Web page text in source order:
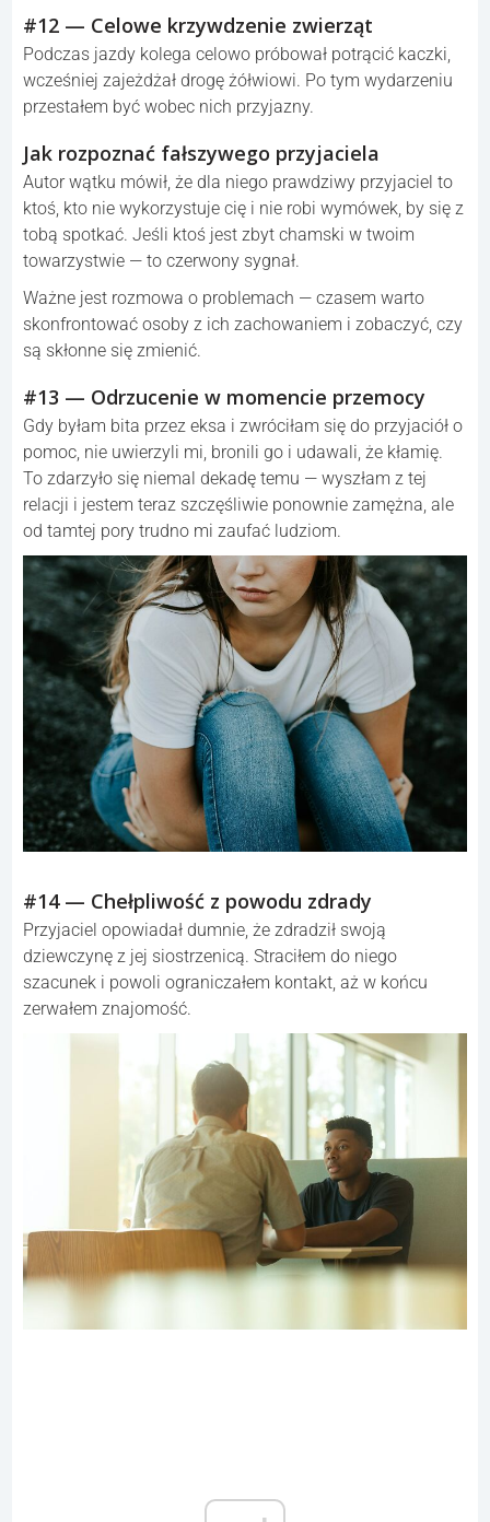
#12 — Celowe krzywdzenie zwierząt
Podczas jazdy kolega celowo próbował potrącić kaczki,
wcześniej zajeżdżał drogę żółwiowi. Po tym wydarzeniu
przestałem być wobec nich przyjazny.
Jak rozpoznać fałszywego przyjaciela
Autor wątku mówił, że dla niego prawdziwy przyjaciel to
ktoś, kto nie wykorzystuje cię i nie robi wymówek, by się z
tobą spotkać. Jeśli ktoś jest zbyt chamski w twoim
towarzystwie — to czerwony sygnał.
Ważne jest rozmowa o problemach — czasem warto
skonfrontować osoby z ich zachowaniem i zobaczyć, czy
są skłonne się zmienić.
#13 — Odrzucenie w momencie przemocy
Gdy byłam bita przez eksa i zwróciłam się do przyjaciół o
pomoc, nie uwierzyli mi, bronili go i udawali, że kłamię.
To zdarzyło się niemal dekadę temu — wyszłam z tej
relacji i jestem teraz szczęśliwie ponownie zamężna, ale
od tamtej pory trudno mi zaufać ludziom.
#14 — Chełpliwość z powodu zdrady
Przyjaciel opowiadał dumnie, że zdradził swoją
dziewczynę z jej siostrzenicą. Straciłem do niego
szacunek i powoli ograniczałem kontakt, aż w końcu
zerwałem znajomość.